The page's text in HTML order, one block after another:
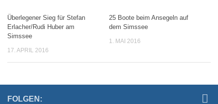
Überlegener Sieg für Stefan
Erlacher/Rudi Huber am
Simssee
17. APRIL 2016
25 Boote beim Ansegeln auf
dem Simssee
1. MAI 2016
FOLGEN: